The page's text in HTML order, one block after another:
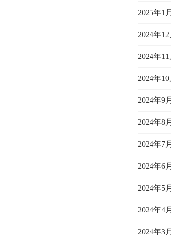
2025年1月
2024年12
2024年11
2024年10
2024年9月
2024年8月
2024年7月
2024年6月
2024年5月
2024年4月
2024年3月